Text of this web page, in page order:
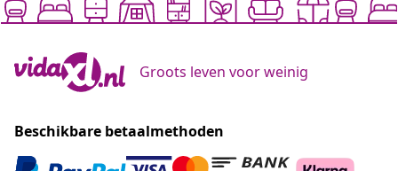
Groots leven voor weinig
Beschikbare betaalmethoden